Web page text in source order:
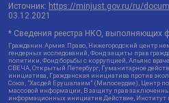
Источник: https://minjust.gov.ru/ru/
03.12.2021
* Сведения реестра НКО, выполняющих
Гражданин.Армия.Право, Нижегородский центр
гендерных исследований, Фонд защиты прав
политики, Фонд борьбы с коррупцией, Альянс
СВЕЧА, Открытый Петербург, Гуманитарное
инициатива, Гражданская инициатива против
Союз, "Хасдей Ерушалаим" (Милосердие), Центр
массовой информации, В защиту прав
информационных инициатив Действие, Институт